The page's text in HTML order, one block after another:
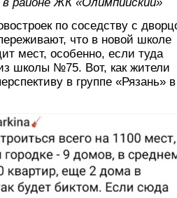
по соседству с
что в новой школе
мест, особенно, если туда
школы №75. Вот, как жители
в группе «Рязань» в